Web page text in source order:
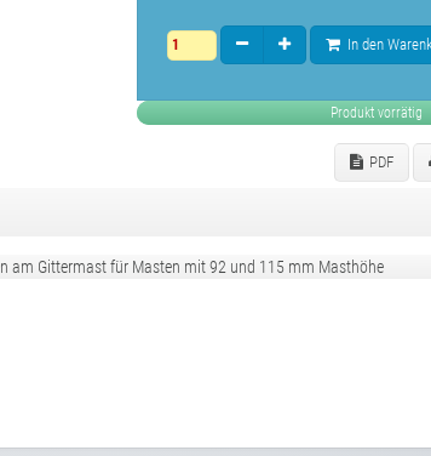
In den
Produkt vorrätig
PDF
am Gittermast für Masten mit 92 und 115 mm Masthöhe